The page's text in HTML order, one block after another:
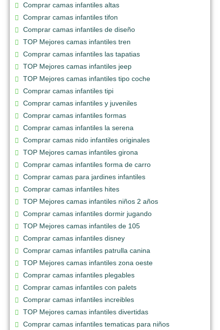
Comprar camas infantiles altas
Comprar camas infantiles tifon
Comprar camas infantiles de diseño
TOP Mejores camas infantiles tren
Comprar camas infantiles las tapatias
TOP Mejores camas infantiles jeep
TOP Mejores camas infantiles tipo coche
Comprar camas infantiles tipi
Comprar camas infantiles y juveniles
Comprar camas infantiles formas
Comprar camas infantiles la serena
Comprar camas nido infantiles originales
TOP Mejores camas infantiles girona
Comprar camas infantiles forma de carro
Comprar camas para jardines infantiles
Comprar camas infantiles hites
TOP Mejores camas infantiles niños 2 años
Comprar camas infantiles dormir jugando
TOP Mejores camas infantiles de 105
Comprar camas infantiles disney
Comprar camas infantiles patrulla canina
TOP Mejores camas infantiles zona oeste
Comprar camas infantiles plegables
Comprar camas infantiles con palets
Comprar camas infantiles increibles
TOP Mejores camas infantiles divertidas
Comprar camas infantiles tematicas para niños